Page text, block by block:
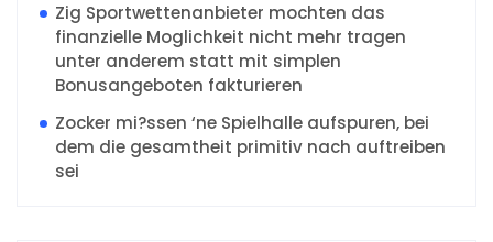
Zig Sportwettenanbieter mochten das
finanzielle Moglichkeit nicht mehr tragen
unter anderem statt mit simplen
Bonusangeboten fakturieren
Zocker mi?ssen ‘ne Spielhalle aufspuren, bei
dem die gesamtheit primitiv nach auftreiben
sei